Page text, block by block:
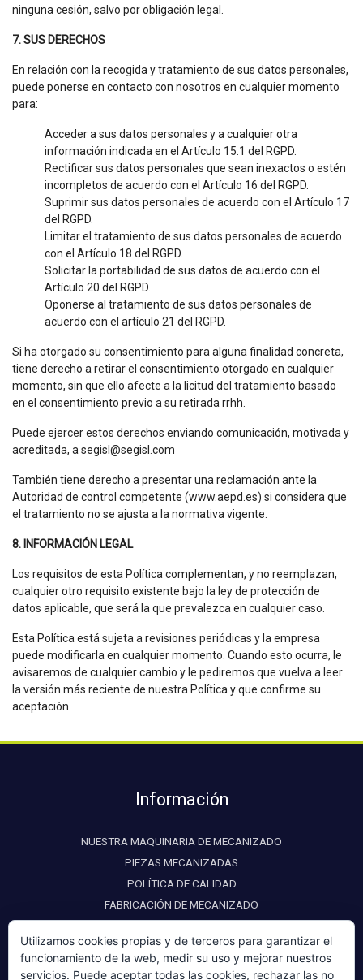
ninguna cesión, salvo por obligación legal.
7. SUS DERECHOS
En relación con la recogida y tratamiento de sus datos personales,
puede ponerse en contacto con nosotros en cualquier momento
para:
Acceder a sus datos personales y a cualquier otra
información indicada en el Artículo 15.1 del RGPD.
Rectificar sus datos personales que sean inexactos o estén
incompletos de acuerdo con el Artículo 16 del RGPD.
Suprimir sus datos personales de acuerdo con el Artículo 17
del RGPD.
Limitar el tratamiento de sus datos personales de acuerdo
con el Artículo 18 del RGPD.
Solicitar la portabilidad de sus datos de acuerdo con el
Artículo 20 del RGPD.
Oponerse al tratamiento de sus datos personales de
acuerdo con el artículo 21 del RGPD.
Si ha otorgado su consentimiento para alguna finalidad concreta,
tiene derecho a retirar el consentimiento otorgado en cualquier
momento, sin que ello afecte a la licitud del tratamiento basado
en el consentimiento previo a su retirada rrhh.
Puede ejercer estos derechos enviando comunicación, motivada y
acreditada, a segisl@segisl.com
También tiene derecho a presentar una reclamación ante la
Autoridad de control competente (www.aepd.es) si considera que
el tratamiento no se ajusta a la normativa vigente.
8. INFORMACIÓN LEGAL
Los requisitos de esta Política complementan, y no reemplazan,
cualquier otro requisito existente bajo la ley de protección de
datos aplicable, que será la que prevalezca en cualquier caso.
Esta Política está sujeta a revisiones periódicas y la empresa
puede modificarla en cualquier momento. Cuando esto ocurra, le
avisaremos de cualquier cambio y le pediremos que vuelva a leer
la versión más reciente de nuestra Política y que confirme su
aceptación.
Información
NUESTRA MAQUINARIA DE MECANIZADO
PIEZAS MECANIZADAS
POLÍTICA DE CALIDAD
FABRICACIÓN DE MECANIZADO
Utilizamos cookies propias y de terceros para garantizar el
funcionamiento de la web, medir su uso y mejorar nuestros
servicios. Puede aceptar todas las cookies, rechazar las no